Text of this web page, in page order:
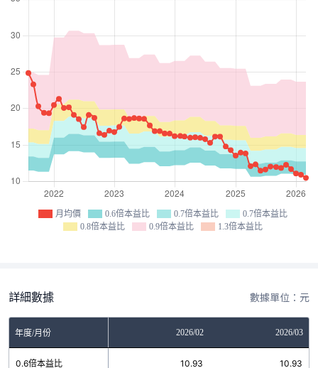
月均價 0.6倍本益比 0.7倍本益比
0.7倍本益比
0.8倍本益比
0.9倍本益比 1.3倍本益比
詳細數據 數據單位：元
年度/月份 2026/02 2026/03
0.6倍本益比 10.93 10.93